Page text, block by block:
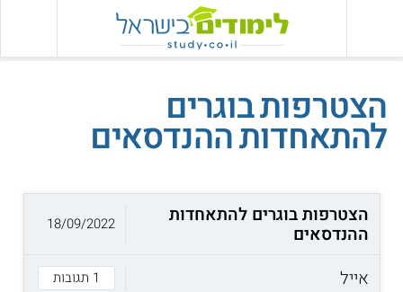
הצטרפות בוגרים
להתאחדות ההנדסאים
הצטרפות בוגרים להתאחדות
ההנדסאים
אייל
1 תגובות
18/09/2022